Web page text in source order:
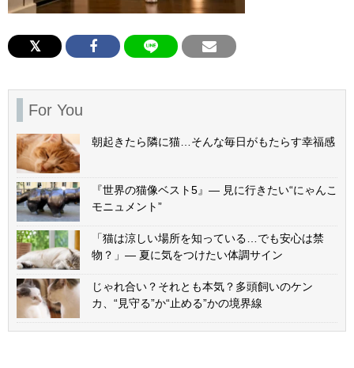
For You
朝起きたら隣に猫…そんな毎日がもたらす幸福感
『世界の猫像ベスト5』— 見に行きたい“にゃんこ
モニュメント”
「猫は涼しい場所を知っている…でも安心は禁
物？」— 夏に気をつけたい体調サイン
じゃれ合い？それとも本気？多頭飼いのケン
カ、“見守る”か“止める”かの境界線